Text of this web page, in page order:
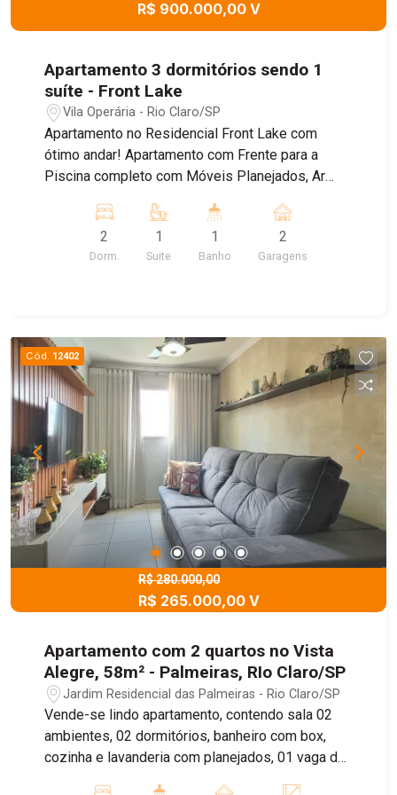
R$ 900.000,00 V
Apartamento 3 dormitórios sendo 1
suíte - Front Lake
Vila Operária - Rio Claro/SP
Apartamento no Residencial Front Lake com
ótimo andar! Apartamento com Frente para a
Piscina completo com Móveis Planejados, Ar
Dormitórios sendo 01 Suite, Wc Social, Sala de
jantar e Estar e TV, Varanda Gourmet, Area de
Serviço Esclusiva e 01 Cozinha Completa! São
corretores!
2
Dorm.
1
Suite
1
Banho
2
Garagens
Cód. 12402
R$ 280.000,00
R$ 265.000,00 V
Apartamento com 2 quartos no Vista
Alegre, 58m² - Palmeiras, RIo Claro/SP
Jardim Residencial das Palmeiras - Rio Claro/SP
Vende-se lindo apartamento, contendo sala 02
ambientes, 02 dormitórios, banheiro com box,
cozinha e lavanderia com planejados, 01 vaga de